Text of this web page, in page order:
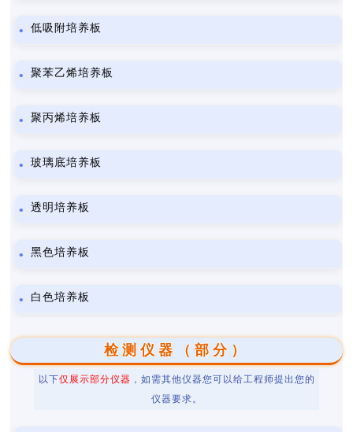
低吸附培养板
聚苯乙烯培养板
聚丙烯培养板
玻璃底培养板
透明培养板
黑色培养板
白色培养板
检测仪器（部分）
以下仅展示部分仪器 ，如需其他仪器您可以给工程师提出您的
仪器要求。